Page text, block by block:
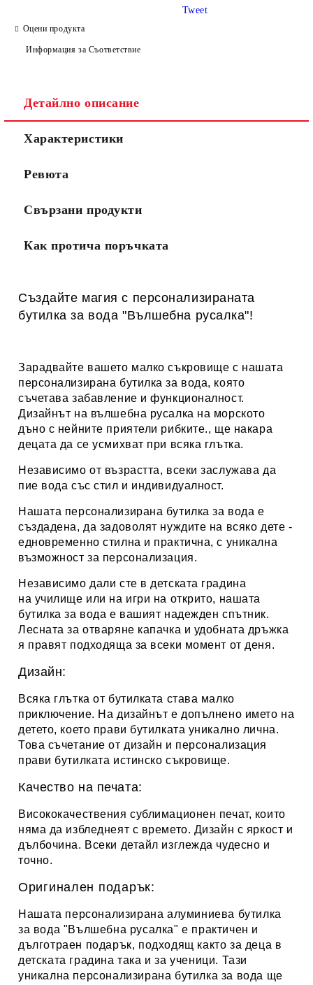
Оцени продукта
Информация за Съответствие
Tweet
Детайлно описание
Характеристики
Ревюта
Свързани продукти
Как протича поръчката
Създайте магия с персонализираната
бутилка за вода "Вълшебна русалка"!
Зарадвайте вашето малко съкровище с нашата
персонализирана бутилка за вода, която
съчетава забавление и функционалност.
Дизайнът на вълшебна русалка на морското
дъно с нейните приятели рибките., ще накара
децата да се усмихват при всяка глътка.
Независимо от възрастта, всеки заслужава да
пие вода със стил и индивидуалност.
Нашата персонализирана бутилка за вода е
създадена, да задоволят нуждите на всяко дете -
едновременно стилна и практична, с уникална
възможност за персонализация.
Независимо дали сте в детската градина
на училище или на игри на открито, нашата
бутилка за вода е вашият надежден спътник.
Лесната за отваряне капачка и удобната дръжка
я правят подходяща за всеки момент от деня.
Дизайн:
Всяка глътка от бутилката става малко
приключение. На дизайнът е допълнено името на
детето, което прави бутилката уникално лична.
Това съчетание от дизайн и персонализация
прави бутилката истинско съкровище.
Качество на печата:
Висококачествения сублимационен печат, които
няма да избледнеят с времето. Дизайн с яркост и
дълбочина. Всеки детайл изглежда чудесно и
точно.
Оригинален подарък:
Нашата персонализирана алуминиева бутилка
за вода "Вълшебна русалка" е практичен и
дълготраен подарък, подходящ както за деца в
детската градина така и за ученици. Тази
уникална персонализирана бутилка за вода ще